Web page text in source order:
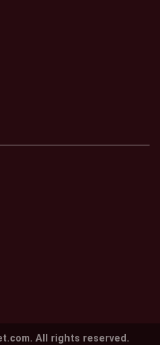
All rights reserved.